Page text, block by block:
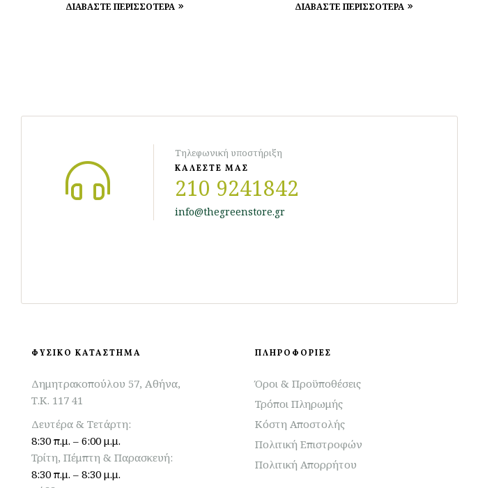
ΔΙΑΒΑΣΤΕ ΠΕΡΙΣΣΟΤΕΡΑ ΔΙΑΒΑΣΤΕ ΠΕΡΙΣΣΟΤΕΡΑ
Τηλεφωνική υποστήριξη
ΚΑΛΕΣΤΕ ΜΑΣ
210 9241842
info@thegreenstore.gr
ΦΥΣΙΚΟ ΚΑΤΑΣΤΗΜΑ
Δημητρακοπούλου 57, Αθήνα,
Τ.Κ. 117 41
Δευτέρα & Τετάρτη:
8:30 π.μ. – 6:00 μ.μ.
Τρίτη, Πέμπτη & Παρασκευή:
8:30 π.μ. – 8:30 μ.μ.
ΠΛΗΡΟΦΟΡΙΕΣ
Όροι & Προϋποθέσεις
Τρόποι Πληρωμής
Κόστη Αποστολής
Πολιτική Επιστροφών
Πολιτική Απορρήτου